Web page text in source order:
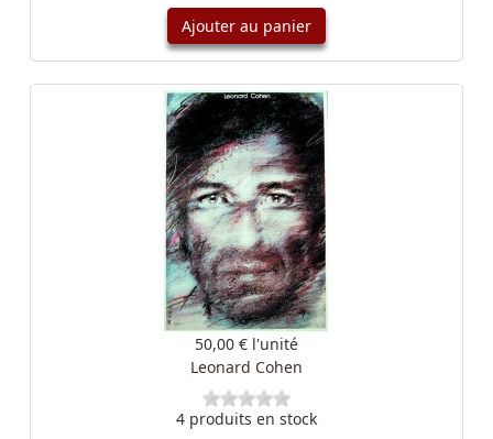
Ajouter au panier
50,00 € l'unité
Leonard Cohen
4 produits en stock